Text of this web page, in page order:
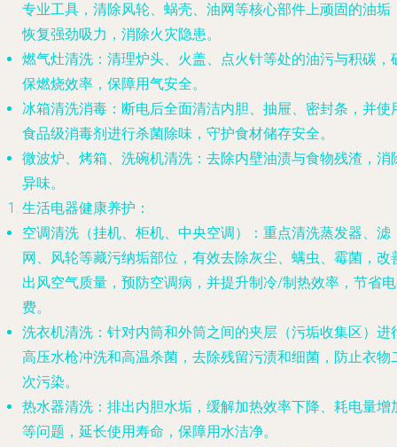
专业工具，清除风轮、蜗壳、油网等核心部件上顽固的油垢
恢复强劲吸力，消除火灾隐患。
燃气灶清洗 ：清理炉头、火盖、点火针等处的油污与积碳，
保燃烧效率，保障用气安全。
冰箱清洗消毒 ：断电后全面清洁内胆、抽屉、密封条，并使
食品级消毒剂进行杀菌除味，守护食材储存安全。
微波炉、烤箱、洗碗机清洗 ：去除内壁油渍与食物残渣，消
异味。
生活电器健康养护 ：
空调清洗 （挂机、柜机、中央空调）：重点清洗蒸发器、滤
网、风轮等藏污纳垢部位，有效去除灰尘、螨虫、霉菌，改
出风空气质量，预防空调病，并提升制冷/制热效率，节省电
费。
洗衣机清洗 ：针对内筒和外筒之间的夹层（污垢收集区）进
高压水枪冲洗和高温杀菌，去除残留污渍和细菌，防止衣物
次污染。
热水器清洗 ：排出内胆水垢，缓解加热效率下降、耗电量增
等问题，延长使用寿命，保障用水洁净。